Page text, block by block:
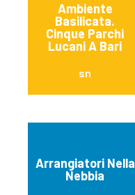
Ambiente
Basilicata.
Cinque Parchi
Lucani A Bari
sn
Arrangiatori Nella
Nebbia